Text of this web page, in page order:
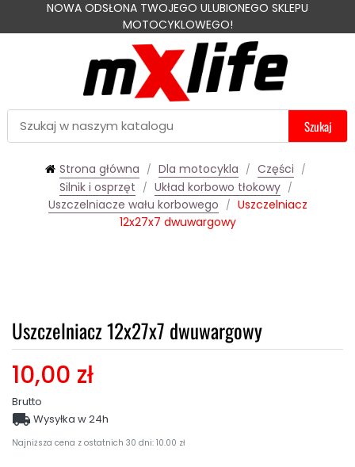
NOWA ODSŁONA TWOJEGO ULUBIONEGO SKLEPU
MOTOCYKLOWEGO!
Szukaj
Strona główna Dla motocykla
Części
Silnik i osprzęt
Układ korbowo tłokowy
Uszczelniacze wału korbowego
Uszczelniacz
12x27x7 dwuwargowy
Uszczelniacz 12x27x7 dwuwargowy
10,00 zł
Brutto
Najniższa cena z ostatnich 30 dni: 10.00 zł
 Wysyłka w 24h